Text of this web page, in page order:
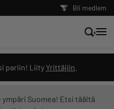
Bli medlem
pariin! Liity Yrittäjiin
Suomea! Etsi täältä
och utbildningar